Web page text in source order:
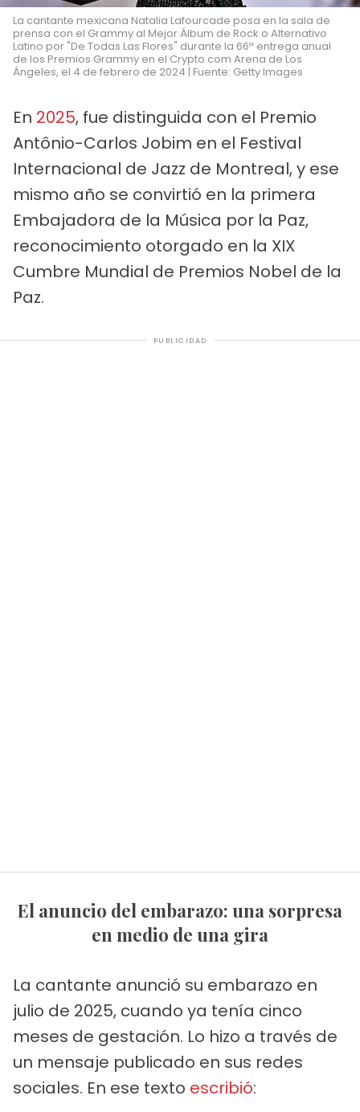
La cantante mexicana Natalia Lafourcade posa en la sala de
prensa con el Grammy al Mejor Álbum de Rock o Alternativo
Latino por "De Todas Las Flores" durante la 66ª entrega anual
de los Premios Grammy en el Crypto.com Arena de Los
Ángeles, el 4 de febrero de 2024 | Fuente: Getty Images
En 2025, fue distinguida con el Premio
Antônio-Carlos Jobim en el Festival
Internacional de Jazz de Montreal, y ese
mismo año se convirtió en la primera
Embajadora de la Música por la Paz,
reconocimiento otorgado en la XIX
Cumbre Mundial de Premios Nobel de la
Paz.
PUBLICIDAD
El anuncio del embarazo: una sorpresa
en medio de una gira
La cantante anunció su embarazo en
julio de 2025, cuando ya tenía cinco
meses de gestación. Lo hizo a través de
un mensaje publicado en sus redes
sociales. En ese texto escribió: